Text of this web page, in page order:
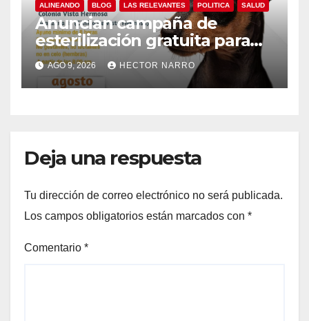
ALINEANDO BLOG LAS RELEVANTES POLITICA SALUD
Anuncian campaña de
esterilización gratuita para
perros y gatos en San José
del Cabo
AGO 9, 2026 HECTOR NARRO
Deja una respuesta
Tu dirección de correo electrónico no será publicada.
Los campos obligatorios están marcados con *
Comentario *